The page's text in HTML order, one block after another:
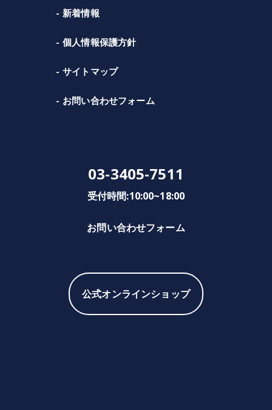
新着情報
個人情報保護方針
サイトマップ
お問い合わせフォーム
03-3405-7511
受付時間:10:00~18:00
お問い合わせフォーム
公式オンラインショップ